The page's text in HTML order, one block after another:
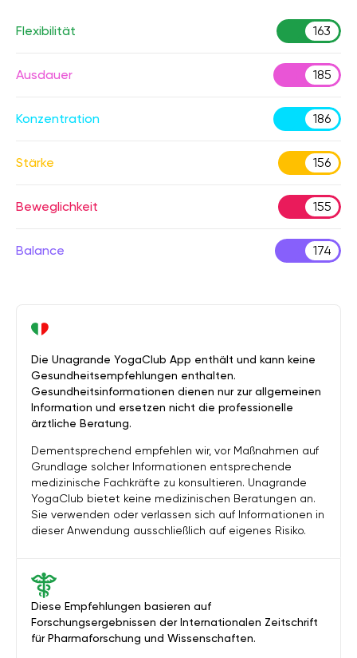
Flexibilität 163
Ausdauer 185
Konzentration 186
Stärke 156
Beweglichkeit 155
Balance 174
Diese Empfehlungen basieren auf
Forschungsergebnissen der Internationalen Zeitschrift
für Pharmaforschung und Wissenschaften.
Die Unagrande YogaClub App enthält und kann keine
Gesundheitsempfehlungen enthalten.
Gesundheitsinformationen dienen nur zur allgemeinen
Information und ersetzen nicht die professionelle
ärztliche Beratung.
Dementsprechend empfehlen wir, vor Maßnahmen auf
Grundlage solcher Informationen entsprechende
medizinische Fachkräfte zu konsultieren. Unagrande
YogaClub bietet keine medizinischen Beratungen an.
Sie verwenden oder verlassen sich auf Informationen in
dieser Anwendung ausschließlich auf eigenes Risiko.